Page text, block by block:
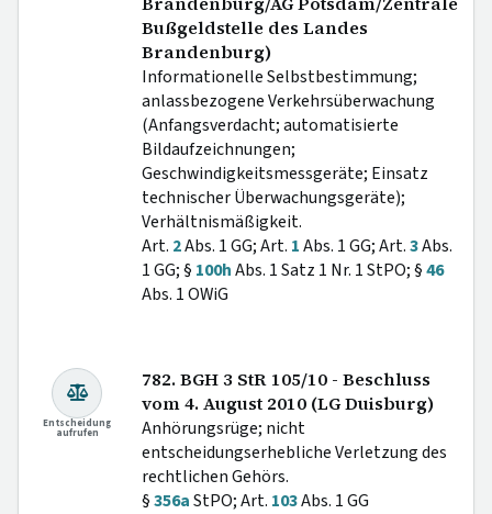
Bußgeldstelle des Landes
Brandenburg)
Informationelle Selbstbestimmung;
anlassbezogene Verkehrsüberwachung
(Anfangsverdacht; automatisierte
Bildaufzeichnungen;
Geschwindigkeitsmessgeräte; Einsatz
technischer Überwachungsgeräte);
Verhältnismäßigkeit.
Art. 2Abs. 1 GG; Art. 1Abs. 1 GG; Art.3Abs.
1 GG; § 100hAbs. 1 Satz 1 Nr. 1 StPO; §46
Abs. 1 OWiG
Entscheidung
aufrufen
782. BGH 3 StR 105/10 - Beschluss
vom 4. August 2010 (LG Duisburg)
Anhörungsrüge; nicht
entscheidungserhebliche Verletzung des
rechtlichen Gehörs.
§356aStPO; Art. 103Abs. 1 GG